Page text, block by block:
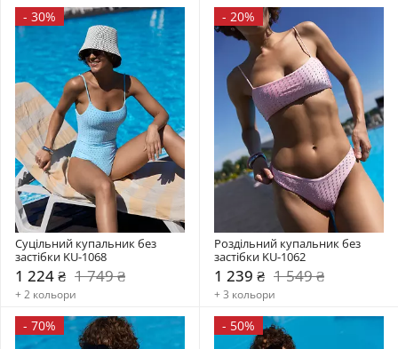
- 30%
Суцільний купальник без
застібки KU-1068
1 224 ₴ 1 749 ₴
+ 2 кольори
- 20%
Роздільний купальник без
застібки KU-1062
1 239 ₴ 1 549 ₴
+ 3 кольори
- 70% - 50%